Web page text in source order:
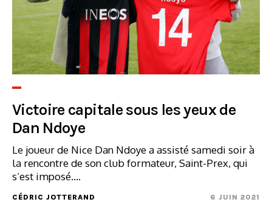
Victoire capitale sous les yeux de
Dan Ndoye
Le joueur de Nice Dan Ndoye a assisté samedi soir à
la rencontre de son club formateur, Saint-Prex, qui
s’est imposé....
CÉDRIC JOTTERAND 6 JUIN 2021